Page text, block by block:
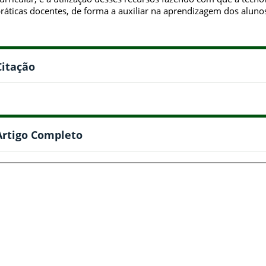
docentes, de forma a auxiliar na aprendizagem dos
Completo